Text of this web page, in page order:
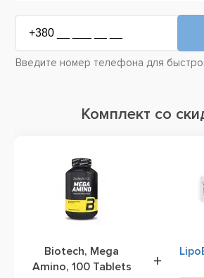
Введите номер телефона для
Комплект со
Biotech, Mega
Amino, 100 Tablets
+